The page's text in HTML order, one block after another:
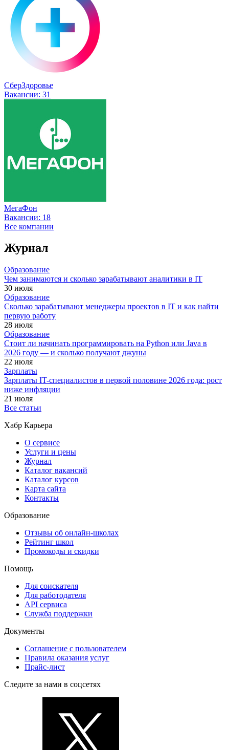
СберЗдоровье
Вакансии: 31
МегаФон
Вакансии: 18
Все компании
Журнал
Образование
Чем занимаются и сколько зарабатывают аналитики в IT
30 июля
Образование
Сколько зарабатывают менеджеры проектов в IT и как найти
первую работу
28 июля
Образование
Стоит ли начинать программировать на Python или Java в
2026 году — и сколько получают джуны
22 июля
Зарплаты
Зарплаты IT-специалистов в первой половине 2026 года: рост
ниже инфляции
21 июля
Все статьи
Хабр Карьера
О сервисе
Услуги и цены
Журнал
Каталог вакансий
Каталог курсов
Карта сайта
Контакты
Образование
Отзывы об онлайн-школах
Рейтинг школ
Промокоды и скидки
Помощь
Для соискателя
Для работодателя
API сервиса
Служба поддержки
Документы
Соглашение с пользователем
Правила оказания услуг
Прайс-лист
Следите за нами в соцсетях